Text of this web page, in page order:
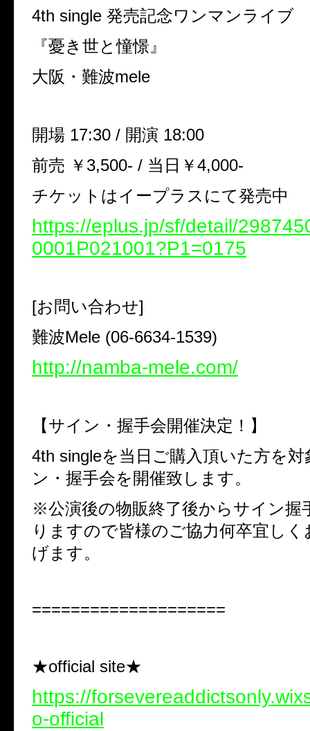
4th single 発売記念ワンマンライブ
『憂き世と憧憬』
大阪・難波mele
開場 17:30 / 開演 18:00
前売 ￥3,500- / 当日￥4,000-
チケットはイープラスにて発売中
https://eplus.jp/sf/detail/
0001P021001?P1=0175
[お問い合わせ]
難波Mele (06-6634-1539)
http://namba-mele.com/
【サイン・握手会開催決定！】
4th singleを当日ご購入頂いた方を
ン・握手会を開催致します。
※公演後の物販終了後からサイン握
りますので皆様のご協力何卒宜し
げます。
====================
★official site★
https://
o-official